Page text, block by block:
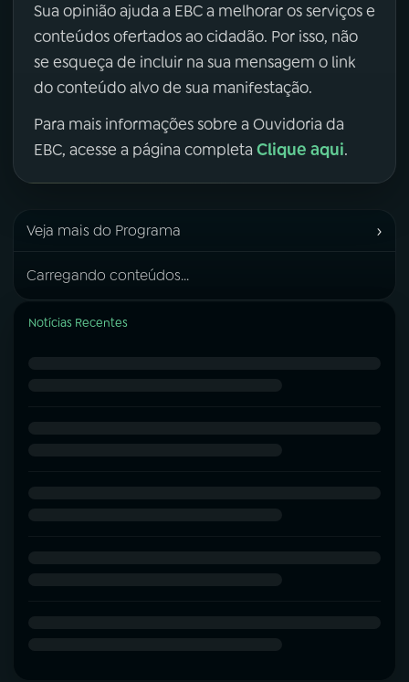
Sua opinião ajuda a EBC a melhorar os serviços e
conteúdos ofertados ao cidadão. Por isso, não
se esqueça de incluir na sua mensagem o link
do conteúdo alvo de sua manifestação.
Para mais informações sobre a Ouvidoria da
EBC, acesse a página completa Clique aqui.
Veja mais do Programa ›
Carregando conteúdos...
Notícias Recentes